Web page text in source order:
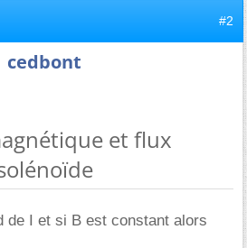
#2
cedbont
et flux
de I et si B est constant alors